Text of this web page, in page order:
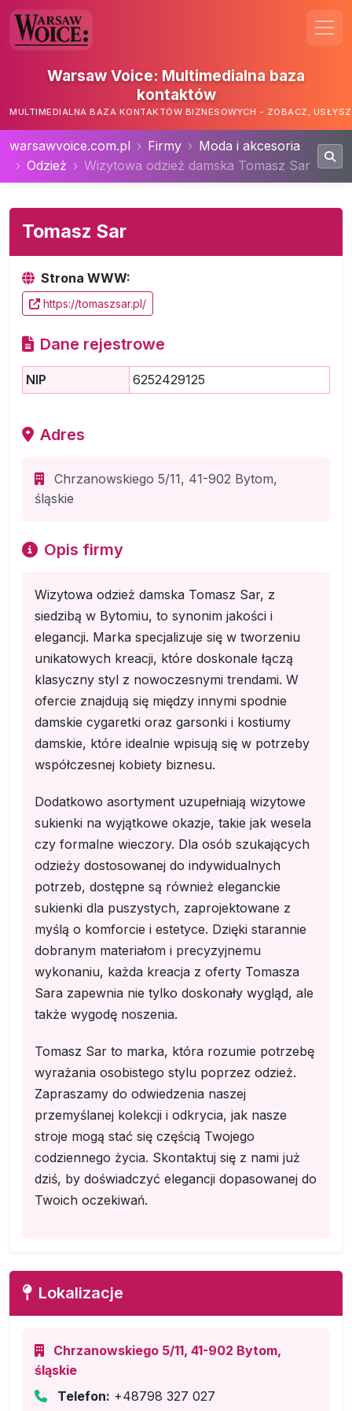
Warsaw Voice: Multimedialna baza
kontaktów
MULTIMEDIALNA BAZA KONTAKTÓW BIZNESOWYCH - ZOBACZ,
warsawvoice.com.pl Firmy
Moda i akcesoria
Odzież
Wizytowa odzież damska Tomasz Sar
Tomasz Sar
Strona WWW:
https://tomaszsar.pl/
Dane rejestrowe
NIP 6252429125
Adres
Chrzanowskiego 5/11, 41-902 Bytom,
śląskie
Opis firmy
Wizytowa odzież damska Tomasz Sar, z
siedzibą w Bytomiu, to synonim jakości i
elegancji. Marka specjalizuje się w tworzeniu
unikatowych kreacji, które doskonale łączą
klasyczny styl z nowoczesnymi trendami. W
ofercie znajdują się między innymi spodnie
damskie cygaretki oraz garsonki i kostiumy
damskie, które idealnie wpisują się w potrzeby
współczesnej kobiety biznesu.
Dodatkowo asortyment uzupełniają wizytowe
sukienki na wyjątkowe okazje, takie jak wesela
czy formalne wieczory. Dla osób szukających
odzieży dostosowanej do indywidualnych
potrzeb, dostępne są również eleganckie
sukienki dla puszystych, zaprojektowane z
myślą o komforcie i estetyce. Dzięki starannie
dobranym materiałom i precyzyjnemu
wykonaniu, każda kreacja z oferty Tomasza
Sara zapewnia nie tylko doskonały wygląd, ale
także wygodę noszenia.
Tomasz Sar to marka, która rozumie potrzebę
wyrażania osobistego stylu poprzez odzież.
Zapraszamy do odwiedzenia naszej
przemyślanej kolekcji i odkrycia, jak nasze
stroje mogą stać się częścią Twojego
codziennego życia. Skontaktuj się z nami już
dziś, by doświadczyć elegancji dopasowanej do
Twoich oczekiwań.
Lokalizacje
Chrzanowskiego 5/11, 41-902 Bytom,
śląskie
Telefon: +48798 327 027